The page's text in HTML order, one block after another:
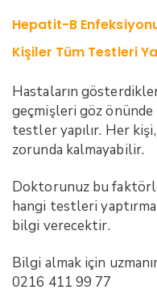
Hepatit-B
Kişiler Tüm Testleri
Hastaların
geçmişleri göz
testler yapılır. Her
zorunda kalmayabilir.
Doktorunuz bu
hangi testleri
bilgi verecektir.
Bilgi almak için
0216 411 99 77